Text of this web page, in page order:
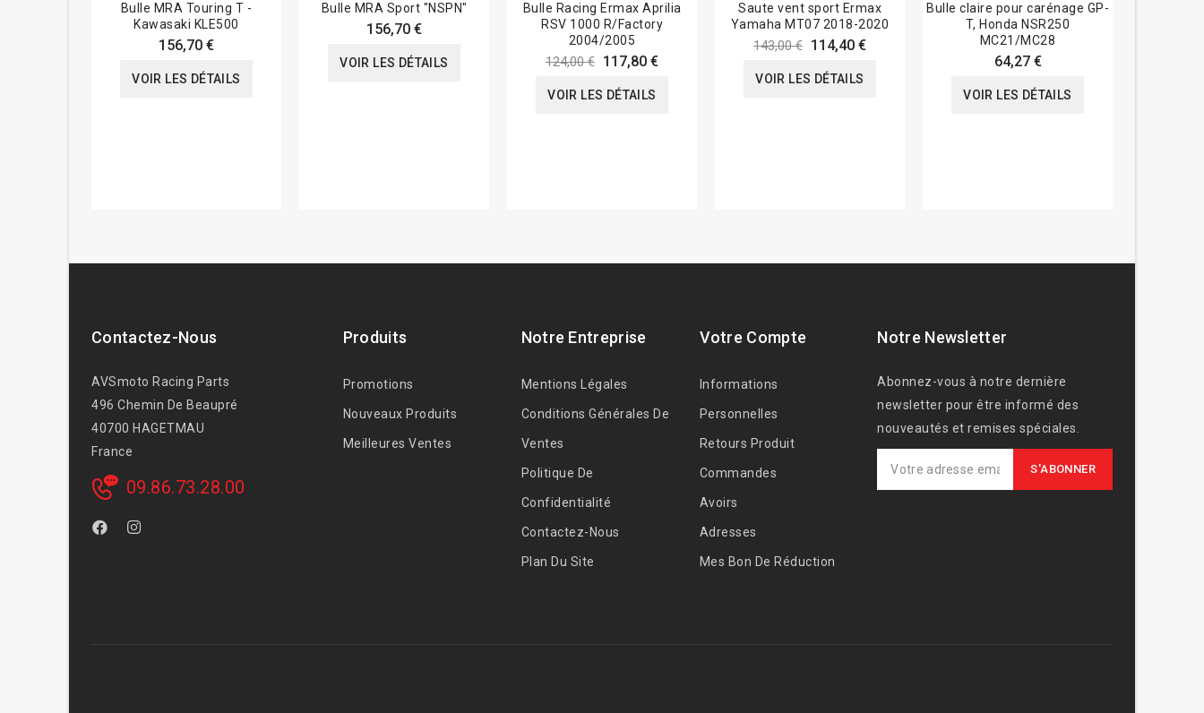
Bulle MRA Touring T -
Kawasaki KLE500
156,70 €
VOIR LES DÉTAILS
Bulle MRA Sport "NSPN"
156,70 €
VOIR LES DÉTAILS
Bulle Racing Ermax Aprilia
RSV 1000 R/Factory
2004/2005
124,00 € 117,80 €
VOIR LES DÉTAILS
Saute vent sport Ermax
Yamaha MT07 2018-2020
143,00 € 114,40 €
VOIR LES DÉTAILS
Bulle claire pour carénage GP-
T, Honda NSR250
MC21/MC28
64,27 €
VOIR LES DÉTAILS
Contactez-Nous
AVSmoto Racing Parts
496 Chemin De Beaupré
40700 HAGETMAU
France
09.86.73.28.00
Produits
Promotions
Nouveaux Produits
Meilleures Ventes
Notre Entreprise
Mentions Légales
Conditions Générales De
Ventes
Politique De
Confidentialité
Contactez-Nous
Plan Du Site
Votre Compte
Informations
Personnelles
Retours Produit
Commandes
Avoirs
Adresses
Mes Bon De Réduction
Notre Newsletter
Abonnez-vous à notre dernière
newsletter pour être informé des
nouveautés et remises spéciales.